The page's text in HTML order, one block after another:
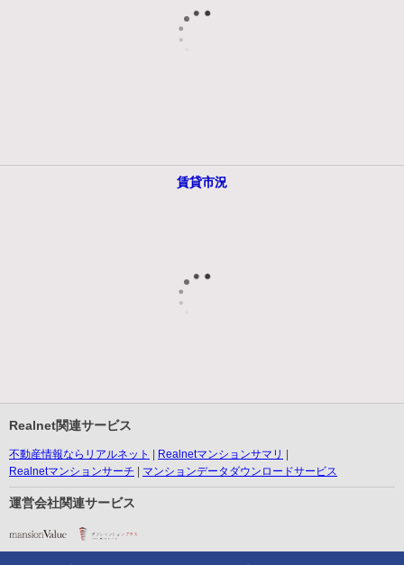
賃貸市況
Realnet関連サービス
不動産情報ならリアルネット
Realnetマンションサマリ
Realnetマンションサーチ
マンションデータダウンロードサービス
運営会社関連サービス